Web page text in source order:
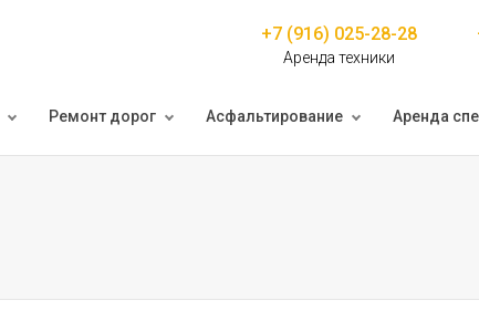
+7 (916) 025-28-28
Аренда техники
Ремонт дорог Асфальтирование Аренда